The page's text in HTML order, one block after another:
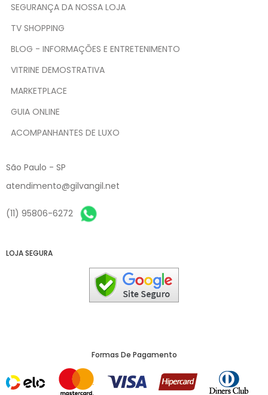
SEGURANÇA DA NOSSA LOJA
TV SHOPPING
BLOG - INFORMAÇÕES E ENTRETENIMENTO
VITRINE DEMOSTRATIVA
MARKETPLACE
GUIA ONLINE
ACOMPANHANTES DE LUXO
São Paulo - SP
atendimento@gilvangil.net
(11) 95806-6272
LOJA SEGURA
Formas De Pagamento